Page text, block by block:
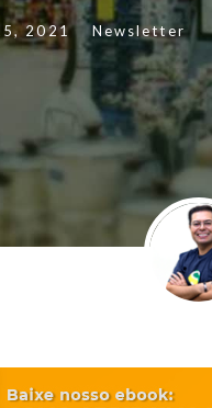
2021 Newsletter